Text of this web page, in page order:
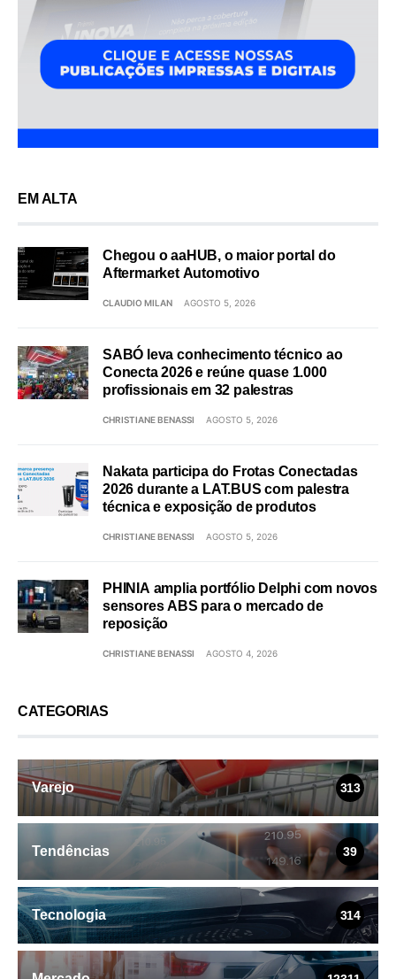
EM ALTA
Chegou o aaHUB, o maior portal do
Aftermarket Automotivo
CLAUDIO MILAN AGOSTO 5, 2026
SABÓ leva conhecimento técnico ao
Conecta 2026 e reúne quase 1.000
profissionais em 32 palestras
CHRISTIANE BENASSI AGOSTO 5, 2026
Nakata participa do Frotas Conectadas
2026 durante a LAT.BUS com palestra
técnica e exposição de produtos
CHRISTIANE BENASSI AGOSTO 5, 2026
PHINIA amplia portfólio Delphi com novos
sensores ABS para o mercado de
reposição
CHRISTIANE BENASSI AGOSTO 4, 2026
CATEGORIAS
Varejo 313
Tendências 39
Tecnologia 314